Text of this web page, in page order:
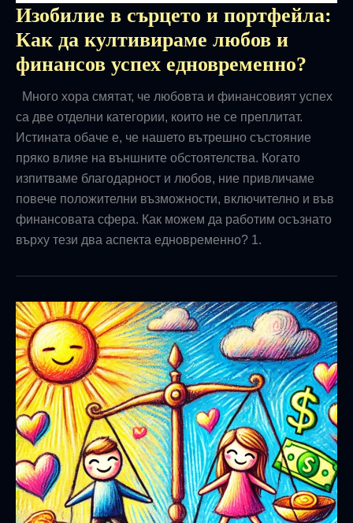
Изобилие в сърцето и портфейла:
Как да култивираме любов и
финансов успех едновременно?
Много хора смятат, че любовта и финансовият успех
са две отделни категории, които не се преплитат.
Истината обаче е, че нашето вътрешно състояние
пряко влияе на външните обстоятелства. Когато
изпитваме благодарност и любов, ние привличаме
повече положителни възможности, включително и във
финансовата сфера. Как можем да работим осъзнато
върху тези два аспекта едновременно? 1.